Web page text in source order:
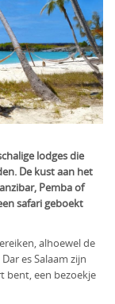
lodges die
De kust aan het
Pemba of
safari geboekt
alhoewel de
es Salaam zijn
bent, een bezoekje